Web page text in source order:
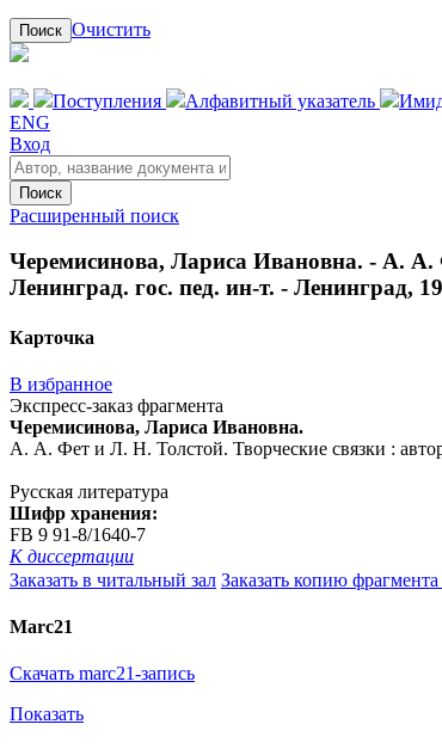
Поиск Очистить
Поступления Алфавитный указатель
ENG
Вход
Поиск
Расширенный поиск
Черемисинова, Лариса Ивановна. - А. А.
Ленинград. гос. пед. ин-т. - Ленинград,
Карточка
В избранное
Экспресс-заказ фрагмента
Черемисинова, Лариса Ивановна.
А. А. Фет и Л. Н. Толстой. Творческие связки :
Русская литература
Шифр хранения:
FB 9 91-8/1640-7
К диссертации
Заказать в читальный зал Заказать копию фрагмента
Marc21
Скачать marc21-запись
Показать